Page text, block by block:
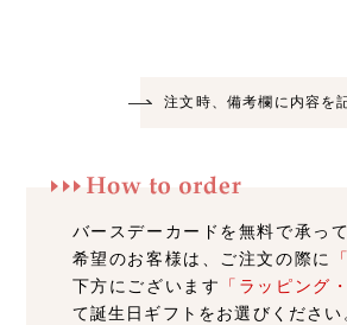
注文時、備考欄に内容を
バースデーカードを無料で承っ
希望のお客様は、ご注文の際に
下方にございます
「ラッピング
て誕生日ギフトをお選びください